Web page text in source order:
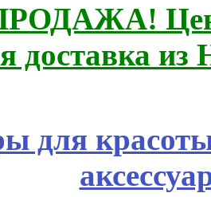
доставка из
для